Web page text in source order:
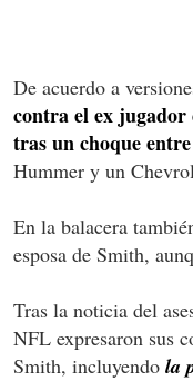
De acuerdo a
contra el ex jugador
tras un choque
Hummer y un
En la balacera
esposa de Smith,
Tras la noticia del
NFL expresaron sus
Smith, incluyendo la